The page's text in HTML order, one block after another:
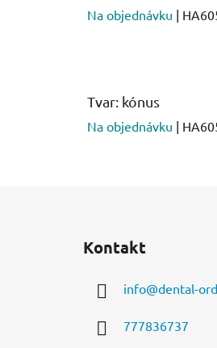
Na objednávku |
Tvar: kónus
Na objednávku |
Kontakt
info@dental-
777836737